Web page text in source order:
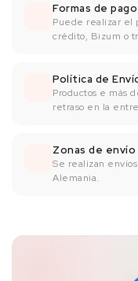
Formas de
Puede realizar el
crédito, Bizum o
Política de
Productos e más
retraso en la
Zonas de envío
Se realizan
Alemania.